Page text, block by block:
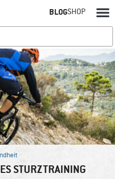
BLOGSHOP
STURZTRAINING